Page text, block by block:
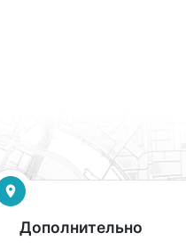
Дополнительно